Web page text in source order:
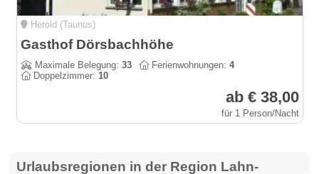
Herold (Taunus)
Gasthof Dörsbachhöhe
Maximale Belegung:33 Ferienwohnungen:4
Doppelzimmer:10
ab € 38,00
für 1 Person/Nacht
Urlaubsregionen in der Region Lahn-